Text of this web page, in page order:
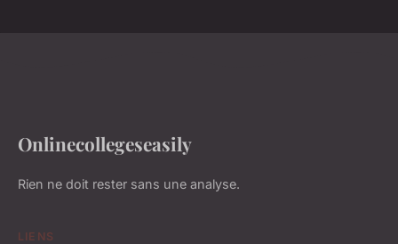
Onlinecollegeseasily
Rien ne doit rester sans une analyse.
LIENS